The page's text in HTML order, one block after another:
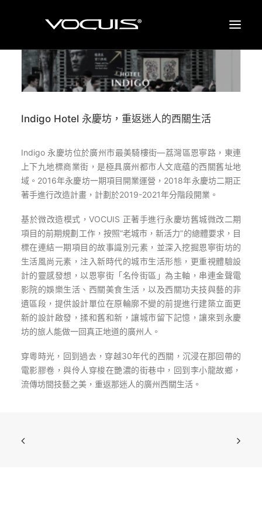
品牌塑造
案例
联络我们
最新消息
Indigo Hotel 永慶坊，重返迷人的西關生活
Indigo 永慶坊位於廣州市最美騎樓街—荔灣區恩寧路，東連
上下九地標商業街，是極具廣州都市人文底藴的西關舊址地
域。2016年永慶坊一期項目開業運營，2018年永慶坊二期正
著手進行改造計畫，計劃於2019-2021年分階段開業。
基於微改造模式，VOCUIS 正著手進行永慶坊舊城微改二期
項目的前期規劃工作，按照“老城市，新活力”的總體要求，目
標在連結一期項目的故事識別元素，並深入挖掘恩寧街坊的
生活風尚元素，注入新時代的城市生活形態，更重視體驗設
計的靈感發想，以恩寧街「名伶街區」為主軸，串連金聲電
影院的娛樂生活、西關美食生活，以及西關功夫技與藝的非
遺區段，提供設計單位在原輪廓不變的前提進行建築立面更
新的設計啟發，揉和舊和新，讓城市留下記憶，讓來到永慶
坊的旅人能做一回真正地道的廣州人。
穿粵時光，回到過去，穿越30年代的西關，沉浸在那回帶的
電影膠卷，與伶人穿梭在艷濃的街巷中，回到李小龍故鄉，
流傳坊間技藝之美，重返那迷人的廣州西關生活。